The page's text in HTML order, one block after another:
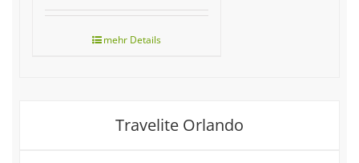
Travelite Orlando